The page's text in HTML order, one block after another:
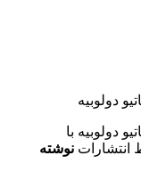
ماتیو دولوبیه با
انتشارات نوشته